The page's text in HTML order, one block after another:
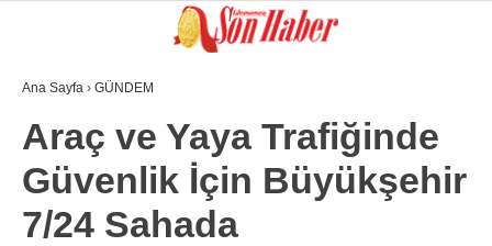
GÜNDEM
3. SAYFA
Ana Sayfa › GÜNDEM
Araç ve Yaya Trafiğinde
Güvenlik İçin Büyükşehir
7/24 Sahada